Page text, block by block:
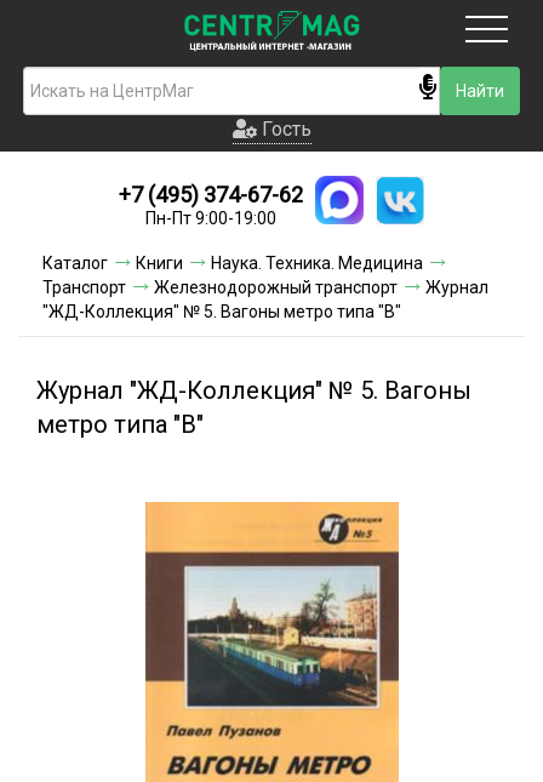
Гость
Новинки
Условия доставки
Условия оплаты
Гость
+7 (495) 374-67-62
Пн-Пт 9:00-19:00
Каталог Книги
Наука. Техника. Медицина
Транспорт
Железнодорожный транспорт
Журнал
"ЖД-Коллекция" № 5. Вагоны метро типа "В"
Журнал "ЖД-Коллекция" № 5. Вагоны
метро типа "В"